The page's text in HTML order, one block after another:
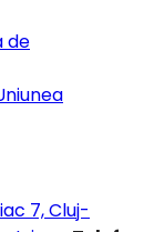
de
7, Cluj-